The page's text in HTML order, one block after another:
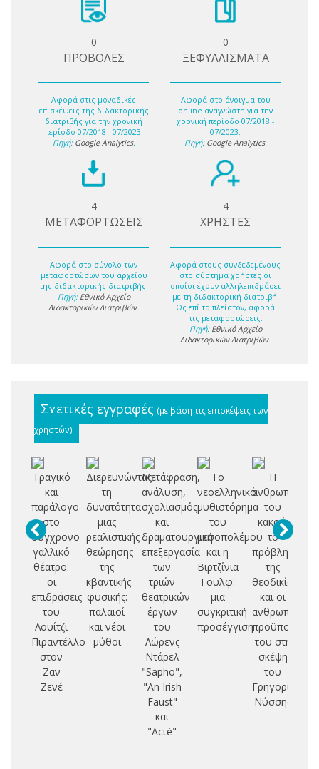
0
ΠΡΟΒΟΛΕΣ
Αφορά στις μοναδικές
επισκέψεις της διδακτορικής
διατριβής για την χρονική
περίοδο 07/2018 - 07/2023.
Πηγή: Google Analytics.
0
ΞΕΦΥΛΛΙΣΜΑΤΑ
Αφορά στο άνοιγμα του
online αναγνώστη για την
χρονική περίοδο 07/2018 -
07/2023.
Πηγή: Google Analytics.
4
ΜΕΤΑΦΟΡΤΩΣΕΙΣ
Αφορά στο σύνολο των
μεταφορτώσων του αρχείου
της διδακτορικής διατριβής.
Πηγή: Εθνικό Αρχείο
Διδακτορικών Διατριβών.
4
ΧΡΗΣΤΕΣ
Αφορά στους συνδεδεμένους
στο σύστημα χρήστες οι
οποίοι έχουν αλληλεπιδράσει
με τη διδακτορική διατριβή.
Ως επί το πλείστον, αφορά
τις μεταφορτώσεις.
Πηγή: Εθνικό Αρχείο
Διδακτορικών Διατριβών.
Σχετικές εγγραφές (με βάση τις επισκέψεις των
χρηστών)
Τραγικό
και
παράλογο
στο
σύγχρονο
γαλλικό
θέατρο:
οι
επιδράσεις
του
Λουίτζι
Πιραντέλλο
στον
Ζαν
Ζενέ
Διερευνώντας
τη
δυνατότητα
μιας
ρεαλιστικής
θεώρησης
της
κβαντικής
φυσικής:
παλαιοί
και νέοι
μύθοι
Μετάφραση,
ανάλυση,
σχολιασμός
και
δραματουργική
επεξεργασία
των
τριών
θεατρικών
έργων
του
Λώρενς
Ντάρελ
"Sapho",
"An Irish
Faust"
και
"Acté"
Το
νεοελληνικό
μυθιστόρημα
του
μεσοπολέμου
και η
Βιρτζίνια
Γουλφ:
μια
συγκριτική
προσέγγιση
Η
του
κακού:
το
πρόβλημα
της
θεοδικίας
και οι
του στη
σκέψη
του
Γρηγορίου
Νύσσης